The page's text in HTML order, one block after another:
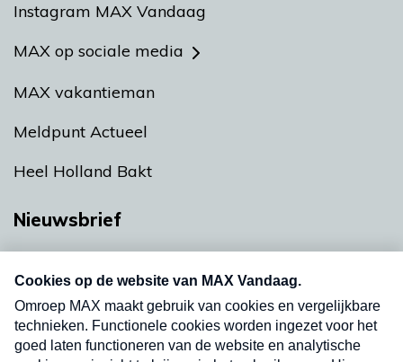
Instagram MAX Vandaag
MAX op sociale media
MAX vakantieman
Meldpunt Actueel
Heel Holland Bakt
Nieuwsbrief
nieuwsbrief. Elke vrijdag- en dinsdagochtend in
uw mailbox.
Verzend